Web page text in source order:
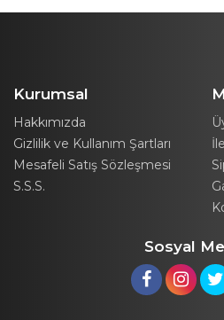
Kurumsal
Hakkımızda
Gizlilik ve Kullanım Şartları
Mesafeli Satış Sözleşmesi
S.S.S.
Sosyal